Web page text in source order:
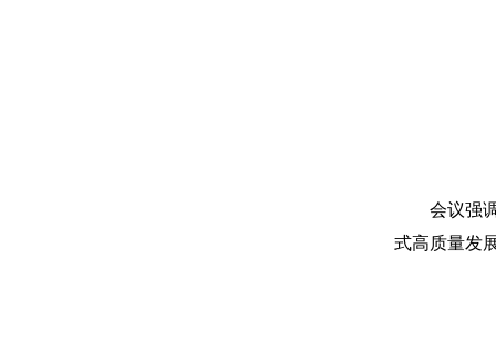
会议强
式高质量发